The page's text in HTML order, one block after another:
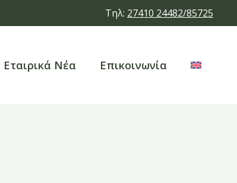
Τηλ: 27410 24482/85725
Εταιρικά Νέα Επικοινωνία